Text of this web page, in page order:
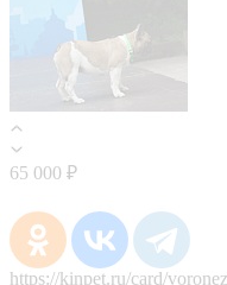
65 000 ₽
https://kinpet.ru/card/